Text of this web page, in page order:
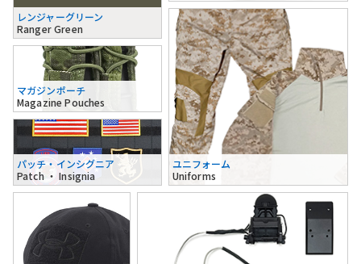
レンジャーグリーン
Ranger Green
マガジンポーチ
Magazine Pouches
パッチ・インシグニア
Patch ・ Insignia
ユニフォーム
Uniforms